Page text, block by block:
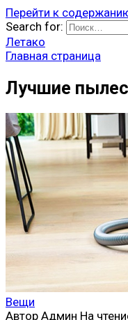
Перейти к
Search for:
Летако
Главная страница
Лучшие
Вещи
Автор Админ На